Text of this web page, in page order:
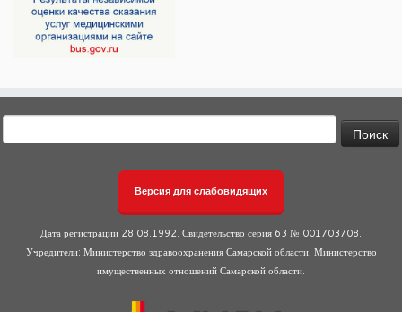
Версия для слабовидящих
Дата регистрации 28.08.1992. Свидетельство серия 63 № 001703708.
Учредители: Министерство здравоохранения Самарской области, Министерство
имущественных отношений Самарской области.